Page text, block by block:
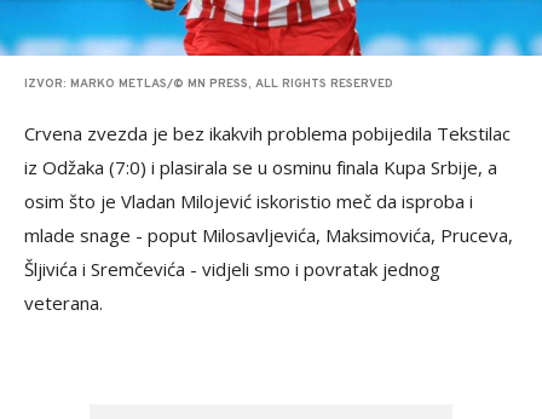
IZVOR: MARKO METLAS/© MN PRESS, ALL RIGHTS RESERVED
Crvena zvezda je bez ikakvih problema pobijedila Tekstilac
iz Odžaka (7:0) i plasirala se u osminu finala Kupa Srbije, a
osim što je Vladan Milojević iskoristio meč da isproba i
mlade snage - poput Milosavljevića, Maksimovića, Pruceva,
Šljivića i Sremčevića - vidjeli smo i povratak jednog
veterana.